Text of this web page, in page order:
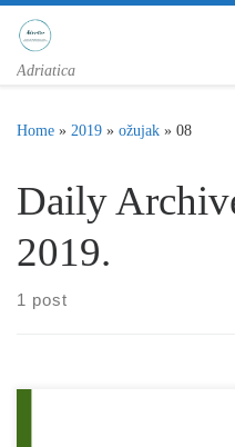
Skip to content
Adriatica
Home » 2019 » ožujak » 08
Daily
2019.
1 post